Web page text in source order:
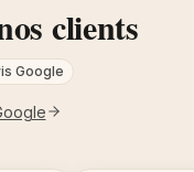
clients
Google